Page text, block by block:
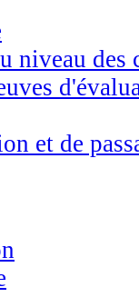
niveau des
et de